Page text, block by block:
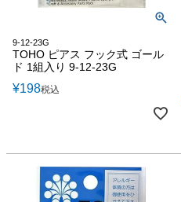
9-12-23G
TOHO ピアス フック式 ゴール
ド 1組入り 9-12-23G
¥198税込